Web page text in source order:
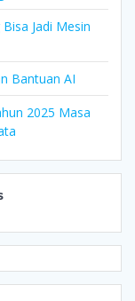
Jadi Mesin
Bantuan AI
2025 Masa